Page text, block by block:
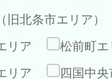
旧北条市エリア）
リア
松前町エ
リア
四国中